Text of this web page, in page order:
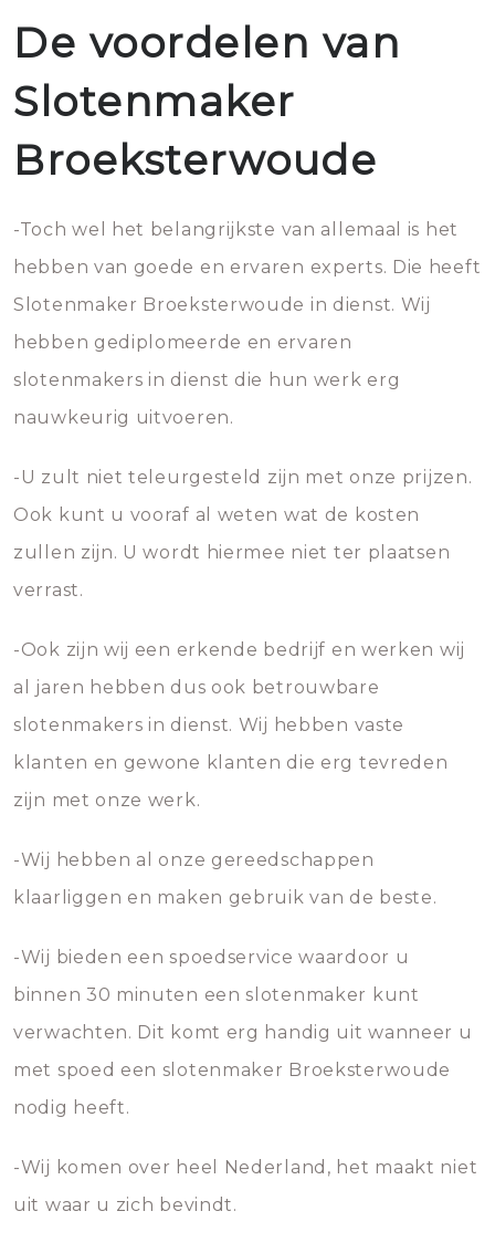
De voordelen van
Slotenmaker
Broeksterwoude
-Toch wel het belangrijkste van allemaal is het
hebben van goede en ervaren experts. Die heeft
Slotenmaker Broeksterwoude in dienst. Wij
hebben gediplomeerde en ervaren
slotenmakers in dienst die hun werk erg
nauwkeurig uitvoeren.
-U zult niet teleurgesteld zijn met onze prijzen.
Ook kunt u vooraf al weten wat de kosten
zullen zijn. U wordt hiermee niet ter plaatsen
verrast.
-Ook zijn wij een erkende bedrijf en werken wij
al jaren hebben dus ook betrouwbare
slotenmakers in dienst. Wij hebben vaste
klanten en gewone klanten die erg tevreden
zijn met onze werk.
-Wij hebben al onze gereedschappen
klaarliggen en maken gebruik van de beste.
-Wij bieden een spoedservice waardoor u
binnen 30 minuten een slotenmaker kunt
verwachten. Dit komt erg handig uit wanneer u
met spoed een slotenmaker Broeksterwoude
nodig heeft.
-Wij komen over heel Nederland, het maakt niet
uit waar u zich bevindt.